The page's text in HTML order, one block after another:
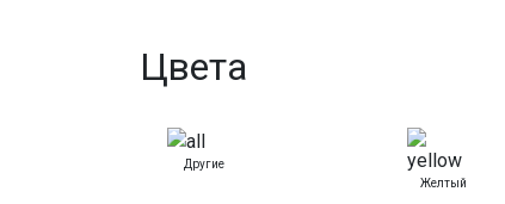
Цвета
Другие
Желтый